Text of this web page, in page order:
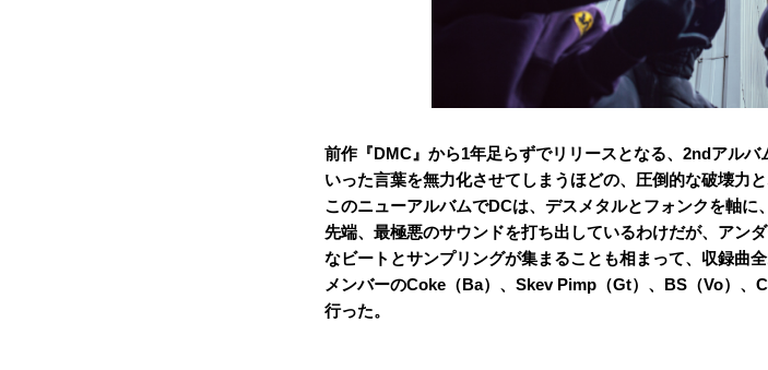
前作 『DMC』から1年足らずでリリースとなる、 2ndアルバ
いった言葉を無力化させてしまうほどの、圧倒的な破壊力
このニューアルバムでDCは、 デスメタルとフォンクを軸に
先端、最極悪のサウンドを打ち出しているわけだが、アン
なビートとサンプリングが集まることも相まって、収録曲
メンバーのCoke（Ba）、Skev Pimp（Gt）、BS（Vo）、
行った。